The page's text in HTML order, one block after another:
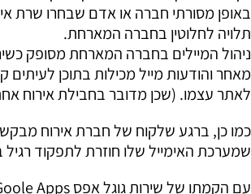
באופן מסורתי חברה או אדם שבחרו שרת
תלויה לחלוטין בחברה המארחת.
ניהול המיילים בחברה המארחת מסופק
מאחר והודעות מייל מכילות בתוכן
לאתר עצמו. (שכן מדובר בחבילת אירוח
כמו כן, ברגע שלקוח של חברת אירוח
שמערכת האימייל שלו חוזרת לתפקוד